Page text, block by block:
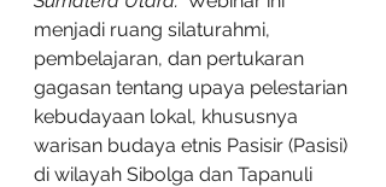
menjadi ruang silaturahmi,
pembelajaran, dan pertukaran
gagasan tentang upaya pelestarian
kebudayaan lokal, khususnya
warisan budaya etnis Pasisir (Pasisi)
di wilayah Sibolga dan Tapanuli